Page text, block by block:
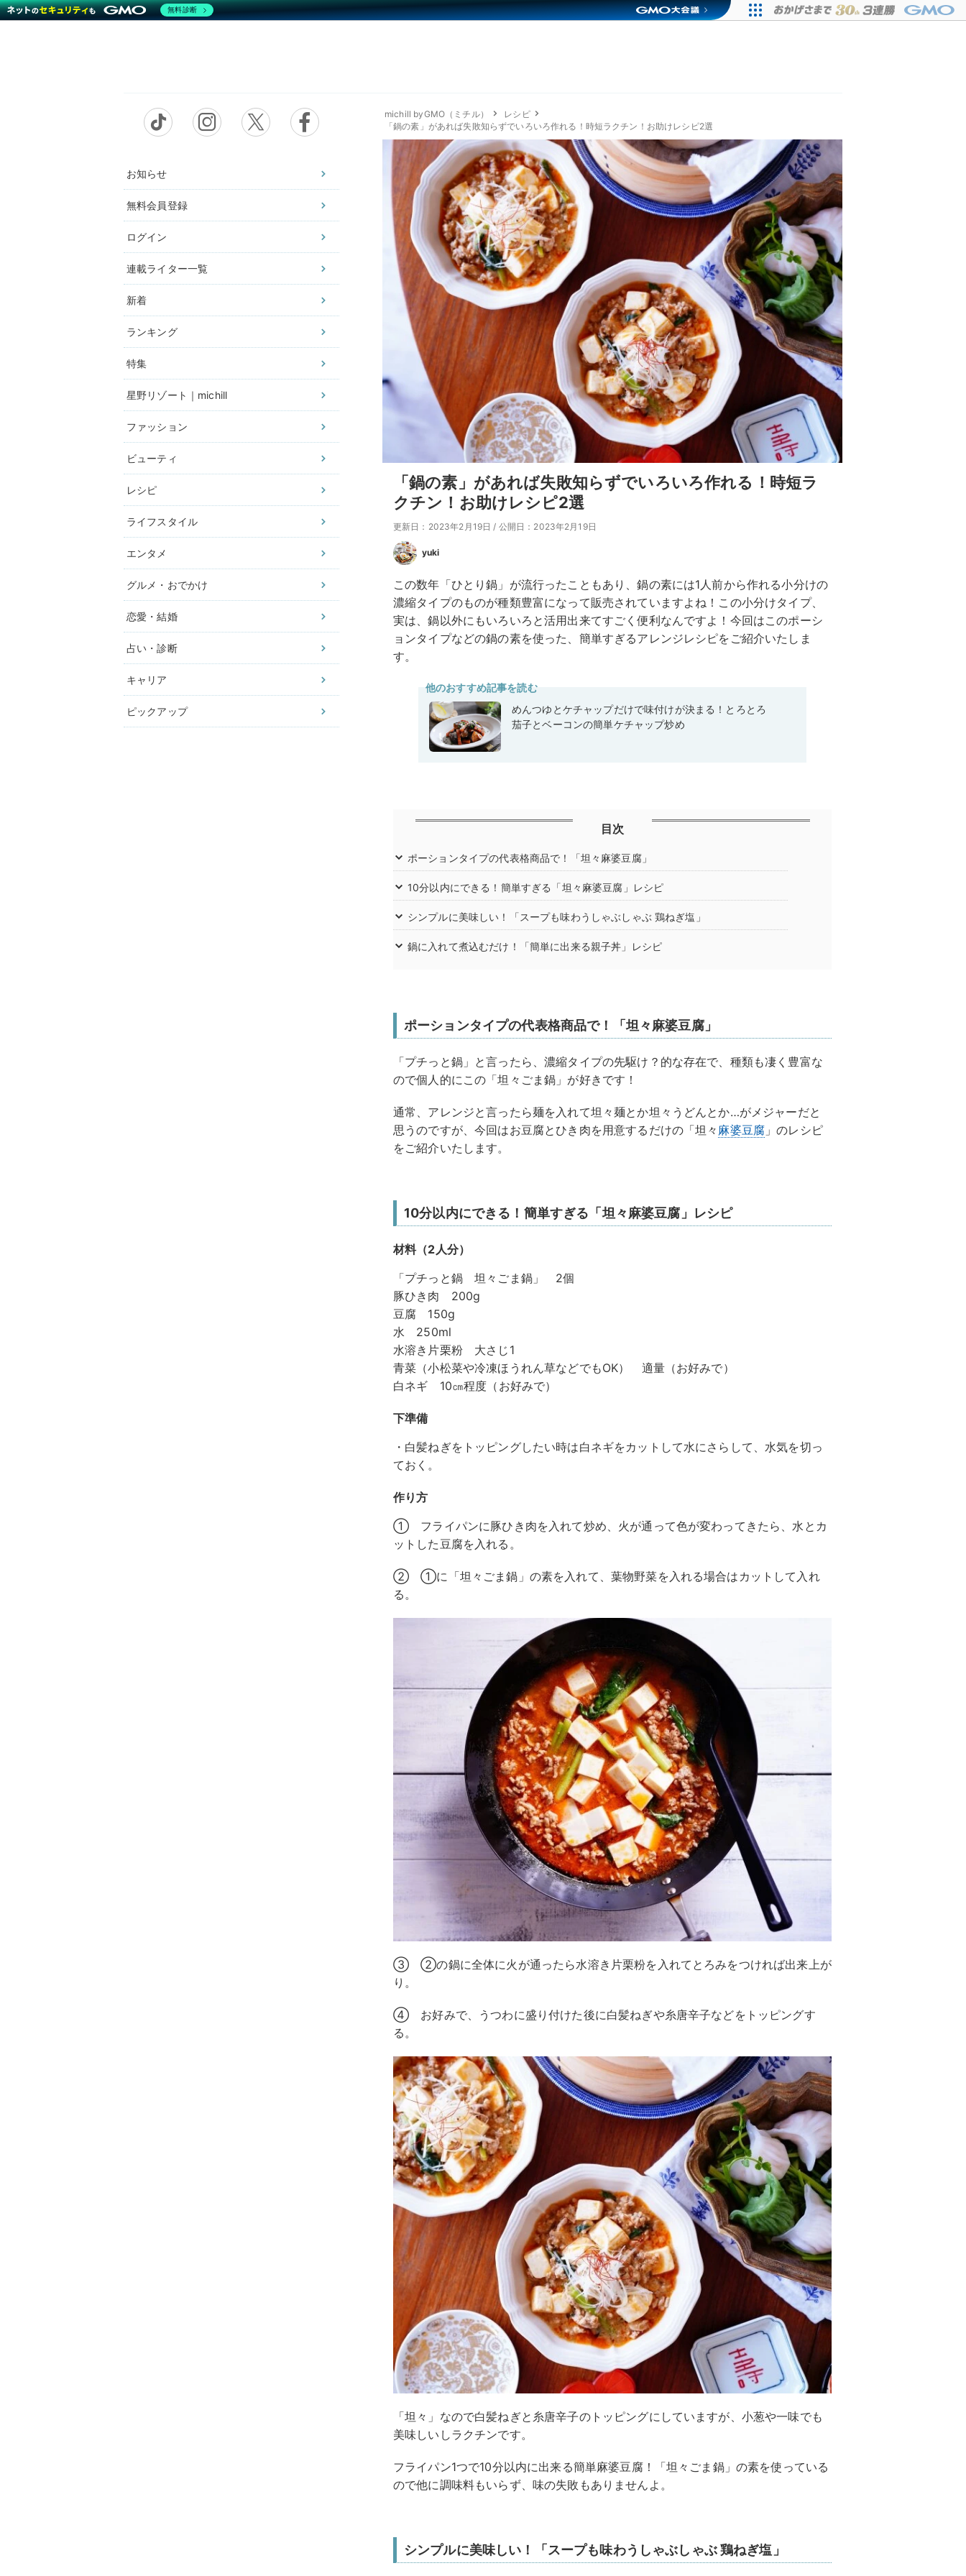
お知らせ
無料会員登録
ログイン
連載ライター一覧
新着
ランキング
特集
星野リゾート｜michill
ファッション
ビューティ
レシピ
ライフスタイル
エンタメ
グルメ・おでかけ
恋愛・結婚
占い・診断
キャリア
ピックアップ
michill byGMO（ミチル）
レシピ
「鍋の素」があれば失敗知らずでいろいろ作れる！時短ラクチン！お助けレシピ2選
「鍋の素」があれば失敗知らずでいろいろ作れる！時短ラ
クチン！お助けレシピ2選
更新日：2023年2月19日 / 公開日：2023年2月19日
yuki
この数年「ひとり鍋」が流行ったこともあり、鍋の素には1人前から作れる小分けの
濃縮タイプのものが種類豊富になって販売されていますよね！この小分けタイプ、
実は、鍋以外にもいろいろと活用出来てすごく便利なんですよ！今回はこのポーシ
ョンタイプなどの鍋の素を使った、簡単すぎるアレンジレシピをご紹介いたしま
す。
他のおすすめ記事を読む
めんつゆとケチャップだけで味付けが決まる！とろとろ
茄子とベーコンの簡単ケチャップ炒め
目次
ポーションタイプの代表格商品で！「坦々麻婆豆腐」
10分以内にできる！簡単すぎる「坦々麻婆豆腐」レシピ
シンプルに美味しい！「スープも味わうしゃぶしゃぶ 鶏ねぎ塩」
鍋に入れて煮込むだけ！「簡単に出来る親子丼」レシピ
ポーションタイプの代表格商品で！「坦々麻婆豆腐」
「プチっと鍋」と言ったら、濃縮タイプの先駆け？的な存在で、種類も凄く豊富な
ので個人的にこの「坦々ごま鍋」が好きです！
通常、アレンジと言ったら麺を入れて坦々麺とか坦々うどんとか…がメジャーだと
思うのですが、今回はお豆腐とひき肉を用意するだけの「坦々 麻婆豆腐 」のレシピ
をご紹介いたします。
10分以内にできる！簡単すぎる「坦々麻婆豆腐」レシピ
材料（2人分）
「プチっと鍋 坦々ごま鍋」 2個
豚ひき肉 200g
豆腐 150g
水 250ml
水溶き片栗粉 大さじ1
青菜（小松菜や冷凍ほうれん草などでもOK） 適量（お好みで）
白ネギ 10㎝程度（お好みで）
下準備
・白髪ねぎをトッピングしたい時は白ネギをカットして水にさらして、水気を切っ
ておく。
作り方
① フライパンに豚ひき肉を入れて炒め、火が通って色が変わってきたら、水とカ
ットした豆腐を入れる。
② ①に「坦々ごま鍋」の素を入れて、葉物野菜を入れる場合はカットして入れ
る。
③ ②の鍋に全体に火が通ったら水溶き片栗粉を入れてとろみをつければ出来上が
り。
④ お好みで、うつわに盛り付けた後に白髪ねぎや糸唐辛子などをトッピングす
る。
「坦々」なので白髪ねぎと糸唐辛子のトッピングにしていますが、小葱や一味でも
美味しいしラクチンです。
フライパン1つで10分以内に出来る簡単麻婆豆腐！「坦々ごま鍋」の素を使っている
ので他に調味料もいらず、味の失敗もありませんよ。
シンプルに美味しい！「スープも味わうしゃぶしゃぶ 鶏ねぎ塩」
無料診断